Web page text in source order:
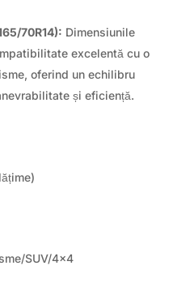
70R14): Dimensiunile
excelentă cu o
oferind un echilibru
și eficiență.
SUV/4×4